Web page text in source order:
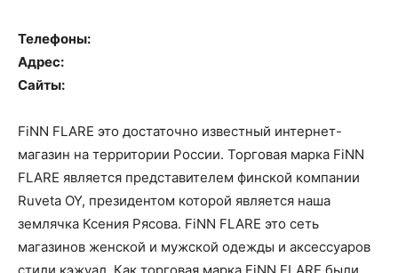
Телефоны:
Адрес:
Сайты:
FiNN FLARE это достаточно известный интернет-
магазин на территории России. Торговая марка FiNN
FLARE является представителем финской компании
Ruveta OY, президентом которой является наша
землячка Ксения Рясова. FiNN FLARE это сеть
магазинов женской и мужской одежды и аксессуаров